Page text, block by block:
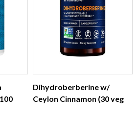
Dihydroberberine w/
Ceylon Cinnamon (30 veg